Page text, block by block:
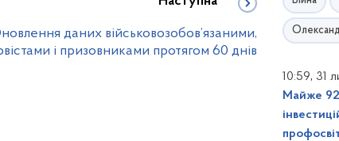
даних військовозобов’язаними,
і призовниками протягом 60 днів
10:59, 31
Майже